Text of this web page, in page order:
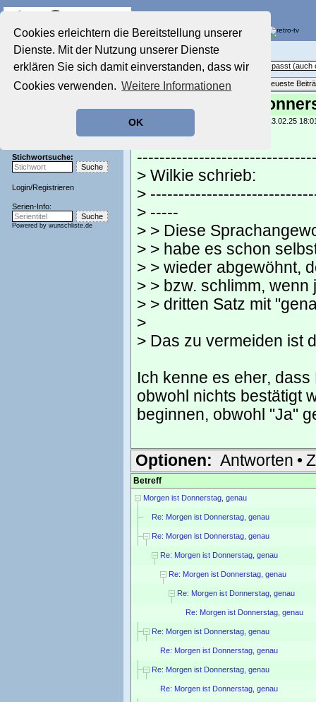
Cookies erleichtern die Bereitstellung unserer
Dienste. Mit der Nutzung unserer Dienste
erklären Sie sich damit einverstanden, dass wir
Cookies verwenden. Weitere Informationen
OK
Startseite
Aktuelles Forum
Film-Forum
Zeichentrick-Forum
Stichwortsuche:
Login/Registrieren
Serien-Info:
Powered by wunschliste.de
Sendeschluss!
Off Topic - Alles, was woanders nicht passt (auch
Themenübersicht • Neues Thema Neueste
Re: Morgen ist
geschrieben von: , 13.02.25
Kaschi schrieb:
> Wilkie schrieb:
>
> -----
> > Diese
> > habe es schon
> > wieder abgewöhnt,
> > bzw. schlimm,
> > dritten Satz mit
>
> Das zu vermeiden ist
Ich kenne es eher,
obwohl nichts bestätigt
beginnen, obwohl "Ja"
Optionen: Antworten •
Betreff
Morgen ist Donnerstag, genau
Re: Morgen ist Donnerstag, genau
Re: Morgen ist Donnerstag, genau
Re: Morgen ist Donnerstag, genau
Re: Morgen ist Donnerstag, genau
Re: Morgen ist Donnerstag, genau
Re: Morgen ist Donnerstag, genau
Re: Morgen ist Donnerstag, genau
Re: Morgen ist Donnerstag, genau
Re: Morgen ist Donnerstag, genau
Re: Morgen ist Donnerstag, genau